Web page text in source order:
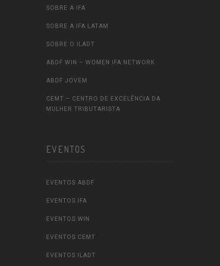
SOBRE A IFA
SOBRE A IFA LATAM
SOBRE O ILADT
ABDF WIN – WOMEN IFA NETWORK
ABDF JOVEM
CEMT – CENTRO DE EXCELÊNCIA DA
MULHER TRIBUTARISTA
EVENTOS
EVENTOS ABDF
EVENTOS IFA
EVENTOS WIN
EVENTOS CEMT
EVENTOS ILADT